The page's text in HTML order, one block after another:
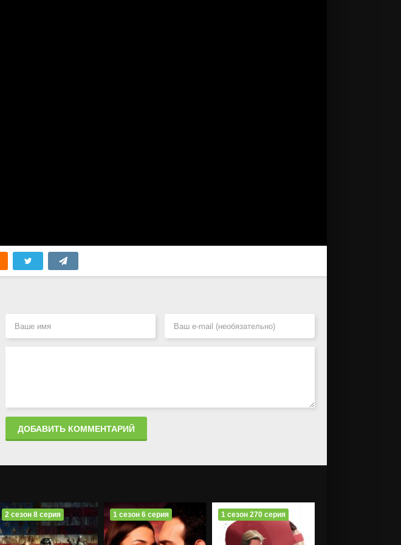
ДОБАВИТЬ КОММЕНТАРИЙ
2 сезон 8 серия 1 сезон 6 серия 1 сезон 270 серия